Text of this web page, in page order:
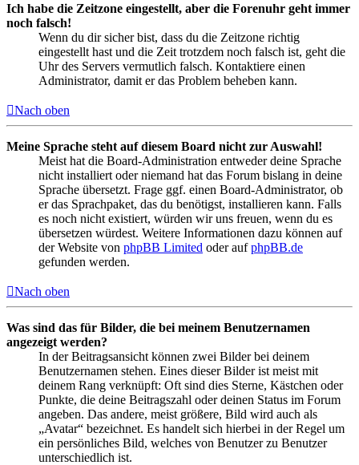
Ich habe die Zeitzone eingestellt, aber die Forenuhr geht immer
noch falsch!
Wenn du dir sicher bist, dass du die Zeitzone richtig
eingestellt hast und die Zeit trotzdem noch falsch ist, geht die
Uhr des Servers vermutlich falsch. Kontaktiere einen
Administrator, damit er das Problem beheben kann.
Nach oben
Meine Sprache steht auf diesem Board nicht zur Auswahl!
Meist hat die Board-Administration entweder deine Sprache
nicht installiert oder niemand hat das Forum bislang in deine
Sprache übersetzt. Frage ggf. einen Board-Administrator, ob
er das Sprachpaket, das du benötigst, installieren kann. Falls
es noch nicht existiert, würden wir uns freuen, wenn du es
übersetzen würdest. Weitere Informationen dazu können auf
der Website von phpBB Limited oder aufphpBB.de
gefunden werden.
Nach oben
Was sind das für Bilder, die bei meinem Benutzernamen
angezeigt werden?
In der Beitragsansicht können zwei Bilder bei deinem
Benutzernamen stehen. Eines dieser Bilder ist meist mit
deinem Rang verknüpft: Oft sind dies Sterne, Kästchen oder
Punkte, die deine Beitragszahl oder deinen Status im Forum
angeben. Das andere, meist größere, Bild wird auch als
„Avatar“ bezeichnet. Es handelt sich hierbei in der Regel um
ein persönliches Bild, welches von Benutzer zu Benutzer
unterschiedlich ist.